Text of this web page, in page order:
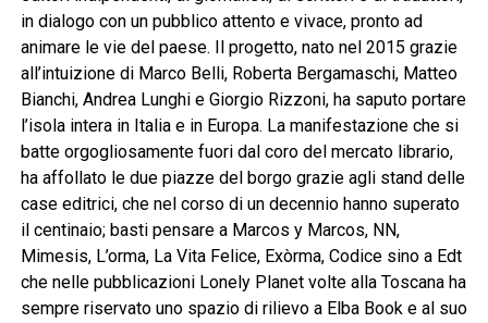
in dialogo con un pubblico attento e vivace, pronto ad
animare le vie del paese. Il progetto, nato nel 2015 grazie
all’intuizione di Marco Belli, Roberta Bergamaschi, Matteo
Bianchi, Andrea Lunghi e Giorgio Rizzoni, ha saputo portare
l’isola intera in Italia e in Europa. La manifestazione che si
batte orgogliosamente fuori dal coro del mercato librario,
ha affollato le due piazze del borgo grazie agli stand delle
case editrici, che nel corso di un decennio hanno superato
il centinaio; basti pensare a Marcos y Marcos, NN,
Mimesis, L’orma, La Vita Felice, Exòrma, Codice sino a Edt
che nelle pubblicazioni Lonely Planet volte alla Toscana ha
sempre riservato uno spazio di rilievo a Elba Book e al suo